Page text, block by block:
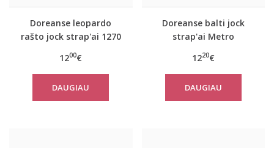
Doreanse leopardo
rašto jock strap'ai 1270
1200€
DAUGIAU
Doreanse balti jock
strap'ai Metro
1220€
DAUGIAU